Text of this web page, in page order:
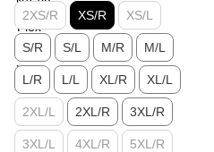
2XS/R XS/R XS/L
S/R S/L M/R M/L
L/R L/L XL/R XL/L
2XL/L 2XL/R 3XL/R
3XL/L 4XL/R 5XL/R